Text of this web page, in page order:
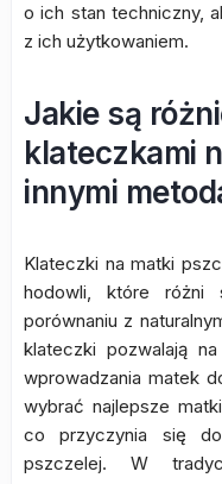
o ich stan techniczny,
z ich użytkowaniem.
Jakie są
klateczkami
innymi
Klateczki na matki
hodowli, które różni
porównaniu z
klateczki pozwalają
wprowadzania matek
wybrać najlepsze
co przyczynia się
pszczelej. W